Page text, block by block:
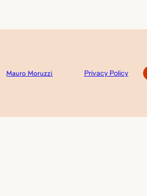
Mauro Moruzzi Privacy Policy